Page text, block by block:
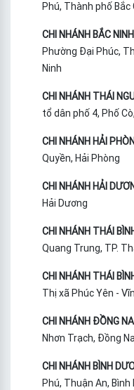
Phú, Thành phố Bắc
CHI NHÁNH BẮC
Phường Đại Phúc,
Ninh
CHI NHÁNH THÁI
tổ dân phố 4, Phố
CHI NHÁNH HẢI
Quyền, Hải Phòng
CHI NHÁNH HẢI
Hải Dương
CHI NHÁNH THÁI
Quang Trung, TP.
CHI NHÁNH THÁI
Thị xã Phúc Yên -
CHI NHÁNH ĐỒNG
Nhơn Trạch, Đồng
CHI NHÁNH BÌNH
Phú, Thuận An,